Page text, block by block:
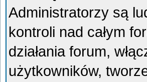
Administratorzy są
kontroli nad całym
działania forum,
użytkowników,